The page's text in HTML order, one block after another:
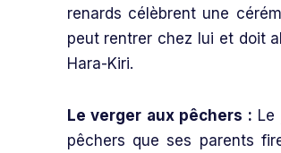
renards célèbrent une
peut rentrer chez lui et doit
Hara-Kiri.
Le verger aux pêchers :
pêchers que ses parents